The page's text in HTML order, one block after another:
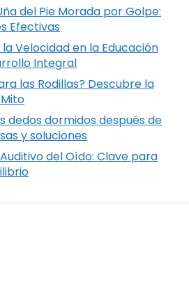
del Pie Morada por Golpe:
Efectivas
la Velocidad en la Educación
Integral
las Rodillas? Descubre la
dedos dormidos después de
y soluciones
del Oído: Clave para